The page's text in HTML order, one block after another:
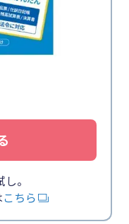
。
こちら